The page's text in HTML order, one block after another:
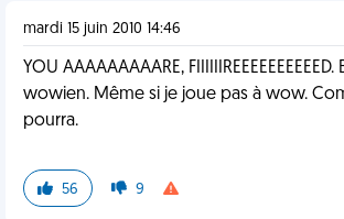
mardi 15 juin 2010 14:46
YOU AAAAAAAAARE,
wowien. Même si je joue pas à wow.
pourra.
56 9